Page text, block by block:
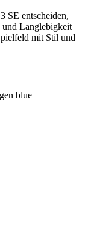
SE entscheiden,
und Langlebigkeit
mit Stil und
blue